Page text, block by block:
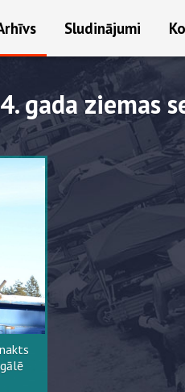
Sludinājumi
gada ziemas